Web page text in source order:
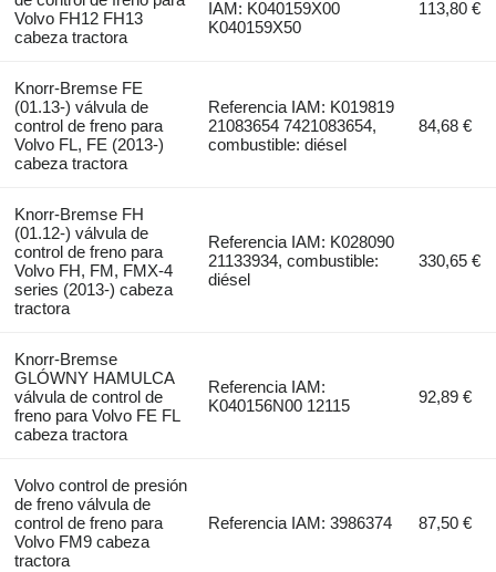
Volvo FH12 FH13
cabeza tractora
IAM: K040159X00
K040159X50
113,80 €
Knorr-Bremse FE
(01.13-) válvula de
control de freno para
Volvo FL, FE (2013-)
cabeza tractora
Referencia IAM: K019819
21083654 7421083654,
combustible: diésel
84,68 €
Knorr-Bremse FH
(01.12-) válvula de
control de freno para
Volvo FH, FM, FMX-4
series (2013-) cabeza
tractora
Referencia IAM: K028090
21133934, combustible:
diésel
330,65 €
Knorr-Bremse
GLÓWNY HAMULCA
válvula de control de
freno para Volvo FE FL
cabeza tractora
Referencia IAM:
K040156N00 12115
92,89 €
Volvo control de presión
de freno válvula de
control de freno para
Volvo FM9 cabeza
tractora
Referencia IAM: 3986374 87,50 €